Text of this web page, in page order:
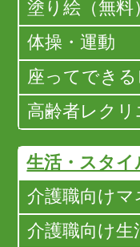
塗り絵（無料
体操・運動
座ってできる
高齢者レク
生活・スタイ
介護職向けマ
介護職向け生